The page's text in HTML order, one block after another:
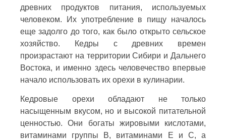
древних продуктов питания, используемых
человеком. Их употребление в пищу началось
еще задолго до того, как было открыто сельское
хозяйство. Кедры с древних времен
произрастают на территории Сибири и Дальнего
Востока, и именно здесь человечество впервые
начало использовать их орехи в кулинарии.
Кедровые орехи обладают не только
насыщенным вкусом, но и высокой питательной
ценностью. Они богаты жировыми кислотами,
витаминами группы В, витаминами Е и С, а